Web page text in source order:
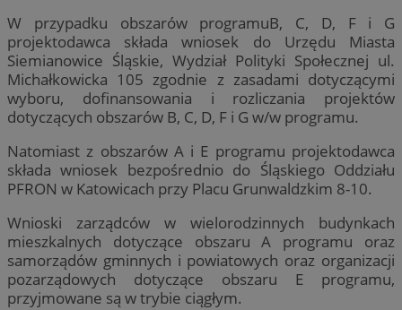
W przypadku obszarów programuB, C, D, F i G
projektodawca składa wniosek do Urzędu Miasta
Siemianowice Śląskie, Wydział Polityki Społecznej ul.
Michałkowicka 105 zgodnie z zasadami dotyczącymi
wyboru, dofinansowania i rozliczania projektów
dotyczących obszarów B, C, D, F i G w/w programu.
Natomiast z obszarów A i E programu projektodawca
składa wniosek bezpośrednio do Śląskiego Oddziału
PFRON w Katowicach przy Placu Grunwaldzkim 8-10.
Wnioski zarządców w wielorodzinnych budynkach
mieszkalnych dotyczące obszaru A programu oraz
samorządów gminnych i powiatowych oraz organizacji
pozarządowych dotyczące obszaru E programu,
przyjmowane są w trybie ciągłym.